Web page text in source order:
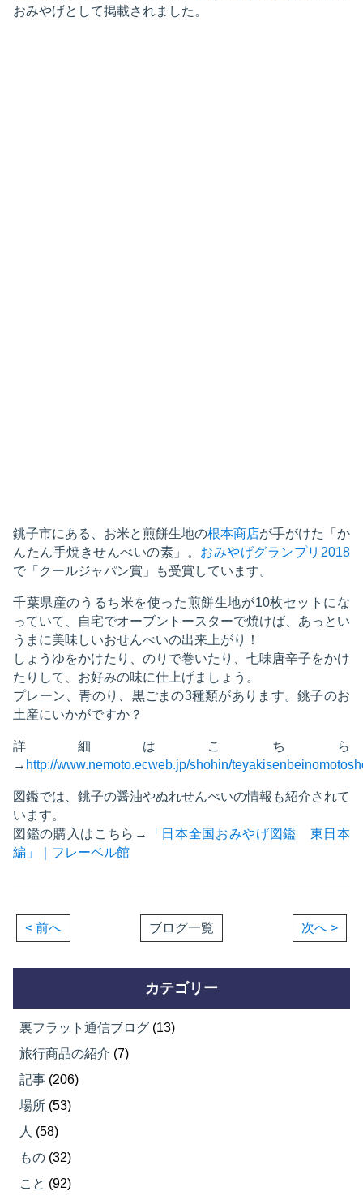
おみやげとして掲載されました。
銚子市にある、お米と煎餅生地の根本商店が手がけた「か
んたん手焼きせんべいの素」。 おみやげグランプリ2018
で「クールジャパン賞」も受賞しています。
千葉県産のうるち米を使った煎餅生地が10枚セットにな
っていて、自宅でオーブントースターで焼けば、あっとい
うまに美味しいおせんべいの出来上がり！
しょうゆをかけたり、のりで巻いたり、七味唐辛子をかけ
たりして、お好みの味に仕上げましょう。
プレーン、青のり、黒ごまの3種類があります。銚子のお
土産にいかがですか？
詳細はこちら
→ http://www.nemoto.ecweb.jp/shohin/
図鑑では、銚子の醤油やぬれせんべいの情報も紹介されて
います。
図鑑の購入はこちら→
「日本全国おみやげ図鑑 東日本
編」｜フレーベル館
< 前へ ブログ一覧 次へ >
カテゴリー
裏フラット通信ブログ (13)
旅行商品の紹介 (7)
記事 (206)
場所 (53)
人 (58)
もの (32)
こと (92)